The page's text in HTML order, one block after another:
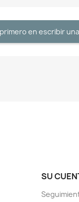
en escribir
SU